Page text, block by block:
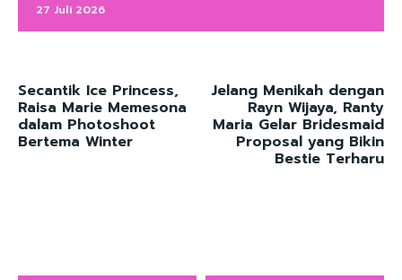
27 Juli 2026
Secantik Ice Princess,
Raisa Marie Memesona
dalam Photoshoot
Bertema Winter
Jelang Menikah dengan
Rayn Wijaya, Ranty
Maria Gelar Bridesmaid
Proposal yang Bikin
Bestie Terharu